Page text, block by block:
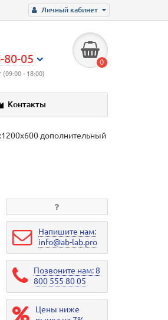
Личный кабинет
80-05
- 18:00)
0
Контакты
дополнительный
Напишите нам:
info@ab-lab.pro
Позвоните нам: 8
800 555 80 05
Цены ниже